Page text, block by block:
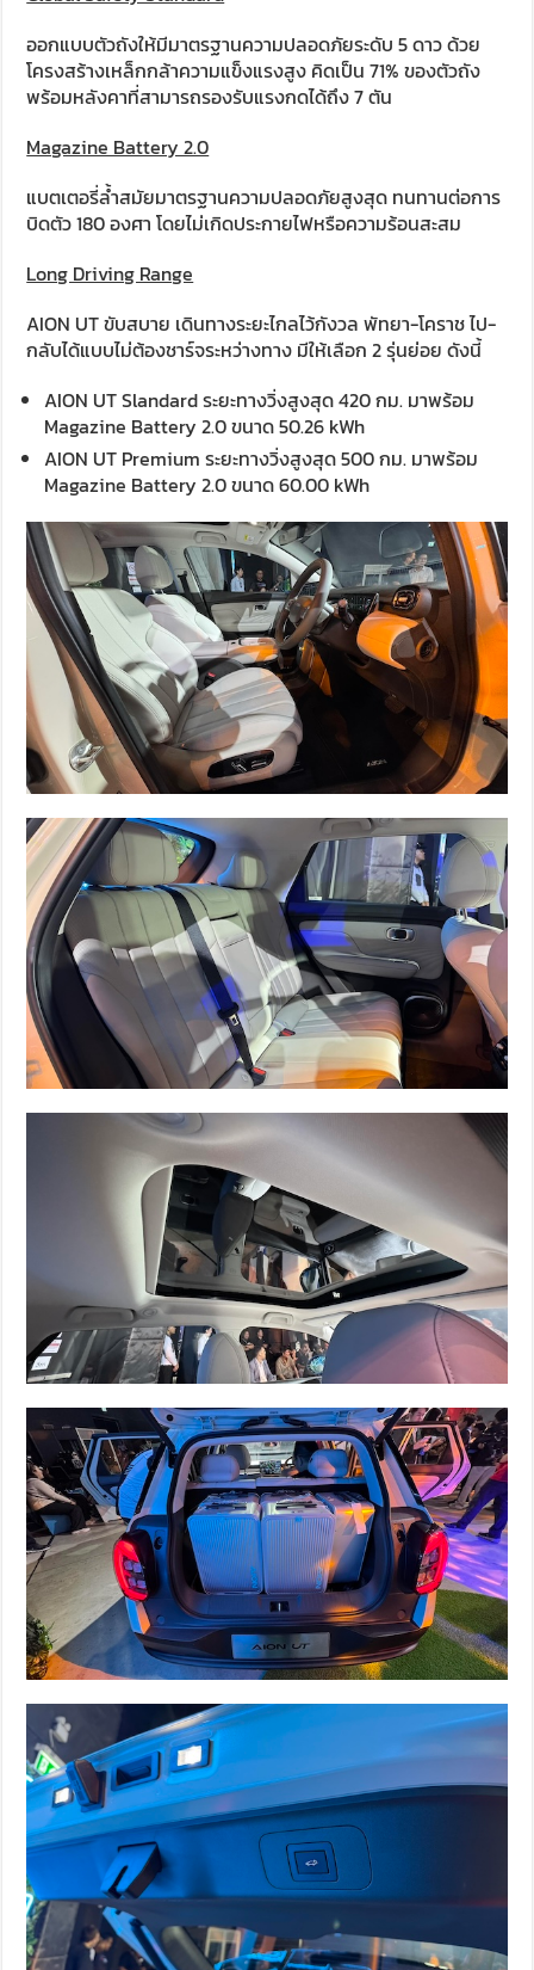
ออกแบบตัวถังให้มีมาตรฐานความปลอดภัยระดับ 5 ดาว ด้วย
โครงสร้างเหล็กกล้าความแข็งแรงสูง คิดเป็น 71% ของตัวถัง
พร้อมหลังคาที่สามารถรองรับแรงกดได้ถึง 7 ตัน
Magazine Battery 2.0
แบตเตอรี่ล้ำสมัยมาตรฐานความปลอดภัยสูงสุด ทนทานต่อการ
บิดตัว 180 องศา โดยไม่เกิดประกายไฟหรือความร้อนสะสม
Long Driving Range
AION UT ขับสบาย เดินทางระยะไกลไว้กังวล พัทยา-โคราช ไป-
กลับได้แบบไม่ต้องชาร์จระหว่างทาง มีให้เลือก 2 รุ่นย่อย ดังนี้
AION UT Slandard ระยะทางวิ่งสูงสุด 420 กม. มาพร้อม
Magazine Battery 2.0 ขนาด 50.26 kWh
AION UT Premium ระยะทางวิ่งสูงสุด 500 กม. มาพร้อม
Magazine Battery 2.0 ขนาด 60.00 kWh